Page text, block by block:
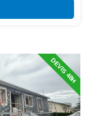
DEVIS 48H